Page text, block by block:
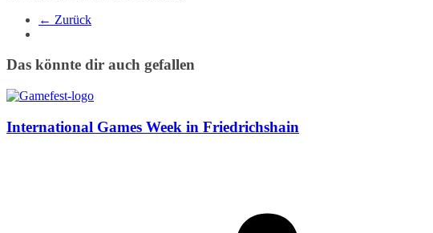
← Zurück
Das könnte dir auch gefallen
International Games Week in Friedrichshain